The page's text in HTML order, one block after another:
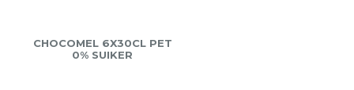
CHOCOMEL 6X30CL PET
0% SUIKER